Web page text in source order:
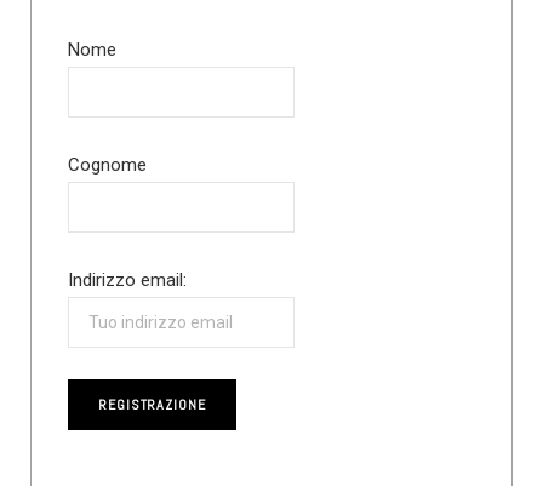
Nome
Cognome
Indirizzo email: